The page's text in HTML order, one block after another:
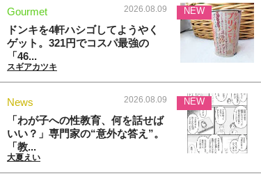
Gourmet 2026.08.09
ドンキを4軒ハシゴしてようやく
ゲット。321円でコスパ最強の
「46...
スギアカツキ
NEW
News 2026.08.09
「わが子への性教育、何を話せば
いい？」専門家の“意外な答え”。
「教...
大夏えい
NEW